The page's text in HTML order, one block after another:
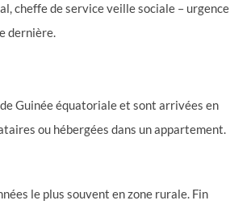
cheffe de service veille sociale – urgence
dernière.
Guinée équatoriale et sont arrivées en
ou hébergées dans un appartement.
le plus souvent en zone rurale. Fin